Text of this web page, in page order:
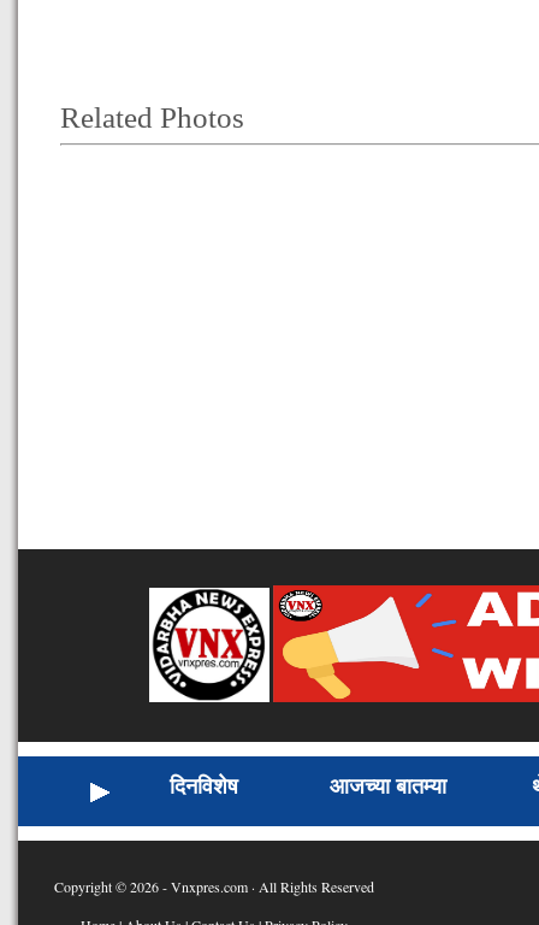
Related Photos
दिनविशेष आजच्या बातम्या
Copyright © 2026 - Vnxpres.com · All Rights Reserved